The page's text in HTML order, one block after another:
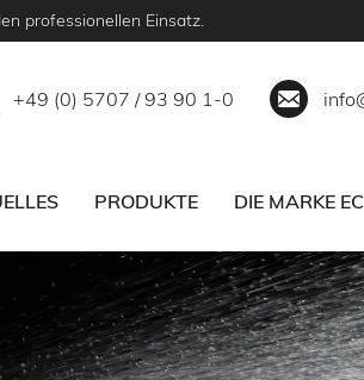
professionellen Einsatz.
+49 (0) 5707 / 93 90 1-0
PRODUKTE DIE MARKE
PARTNER WERDEN